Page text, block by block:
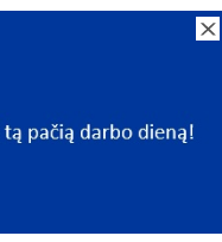
40x92x25.5
Taip